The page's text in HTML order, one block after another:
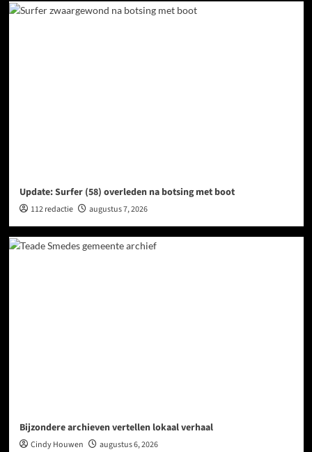
Update: Surfer (58) overleden na botsing met boot
112 redactie augustus 7, 2026
Bijzondere archieven vertellen lokaal verhaal
Cindy Houwen augustus 6, 2026